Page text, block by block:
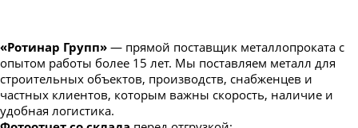
«Ротинар Групп» — прямой поставщик металлопроката с
опытом работы более 15 лет. Мы поставляем металл для
строительных объектов, производств, снабженцев и
частных клиентов, которым важны скорость, наличие и
удобная логистика.